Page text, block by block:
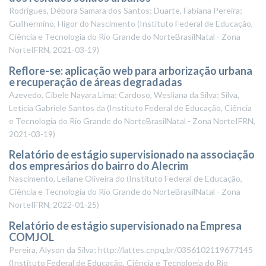
Rodrigues, Débora Samara dos Santos; Duarte, Fabiana Pereira;
Guilhermino, Higor do Nascimento (Instituto Federal de Educação,
Ciência e Tecnologia do Rio Grande do NorteBrasilNatal - Zona
NorteIFRN, 2021-03-19)
Reflore-se: aplicação web para arborização urbana
e recuperação de áreas degradadas
Azevedo, Cibele Nayara Lima; Cardoso, Wesliana da Silva; Silva,
Letícia Gabriele Santos da (Instituto Federal de Educação, Ciência
e Tecnologia do Rio Grande do NorteBrasilNatal - Zona NorteIFRN,
2021-03-19)
Relatório de estágio supervisionado na associação
dos empresários do bairro do Alecrim
Nascimento, Leilane Oliveira do (Instituto Federal de Educação,
Ciência e Tecnologia do Rio Grande do NorteBrasilNatal - Zona
NorteIFRN, 2022-01-25)
Relatório de estágio supervisionado na Empresa
COMJOL
Pereira, Alyson da Silva; http://lattes.cnpq.br/0356102119677145
(Instituto Federal de Educação, Ciência e Tecnologia do Rio